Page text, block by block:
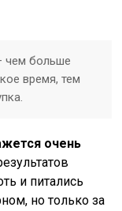
чем больше
время, тем
очень
и питались
но только за